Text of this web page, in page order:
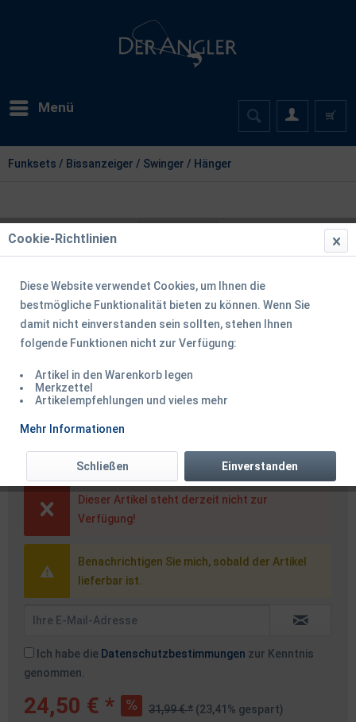
Menü
Funksets / Bissanzeiger / Swinger / Hänger
SALE
Dieser Artikel steht derzeit nicht zur
Verfügung!
Benachrichtigen Sie mich, sobald der Artikel
lieferbar ist.
Ich habe die Datenschutzbestimmungen zur Kenntnis
genommen.
24,50 € * 31,99 € * (23,41% gespart)
Cookie-Richtlinien
Diese Website verwendet Cookies, um Ihnen die
bestmögliche Funktionalität bieten zu können. Wenn Sie
damit nicht einverstanden sein sollten, stehen Ihnen
folgende Funktionen nicht zur Verfügung:
Artikel in den Warenkorb legen
Merkzettel
Artikelempfehlungen und vieles mehr
Mehr Informationen
Einverstanden
Schließen